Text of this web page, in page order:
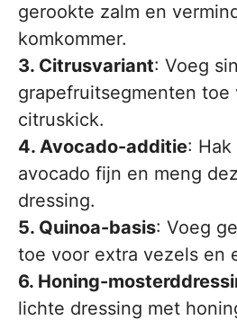
gerookte zalm en
komkommer.
3. Citrusvariant: Voeg
grapefruitsegmenten toe
citruskick.
4. Avocado-additie:
avocado fijn en meng
dressing.
5. Quinoa-basis: Voeg
toe voor extra vezels en
6. Honing-
lichte dressing met